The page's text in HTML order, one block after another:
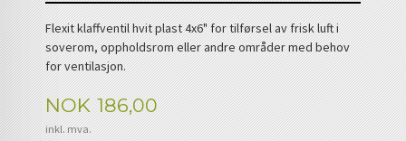
Flexit klaffventil hvit plast 4x6" for tilførsel av frisk luft i
soverom, oppholdsrom eller andre områder med behov
for ventilasjon.
Pris
NOK 186,00
inkl. mva.